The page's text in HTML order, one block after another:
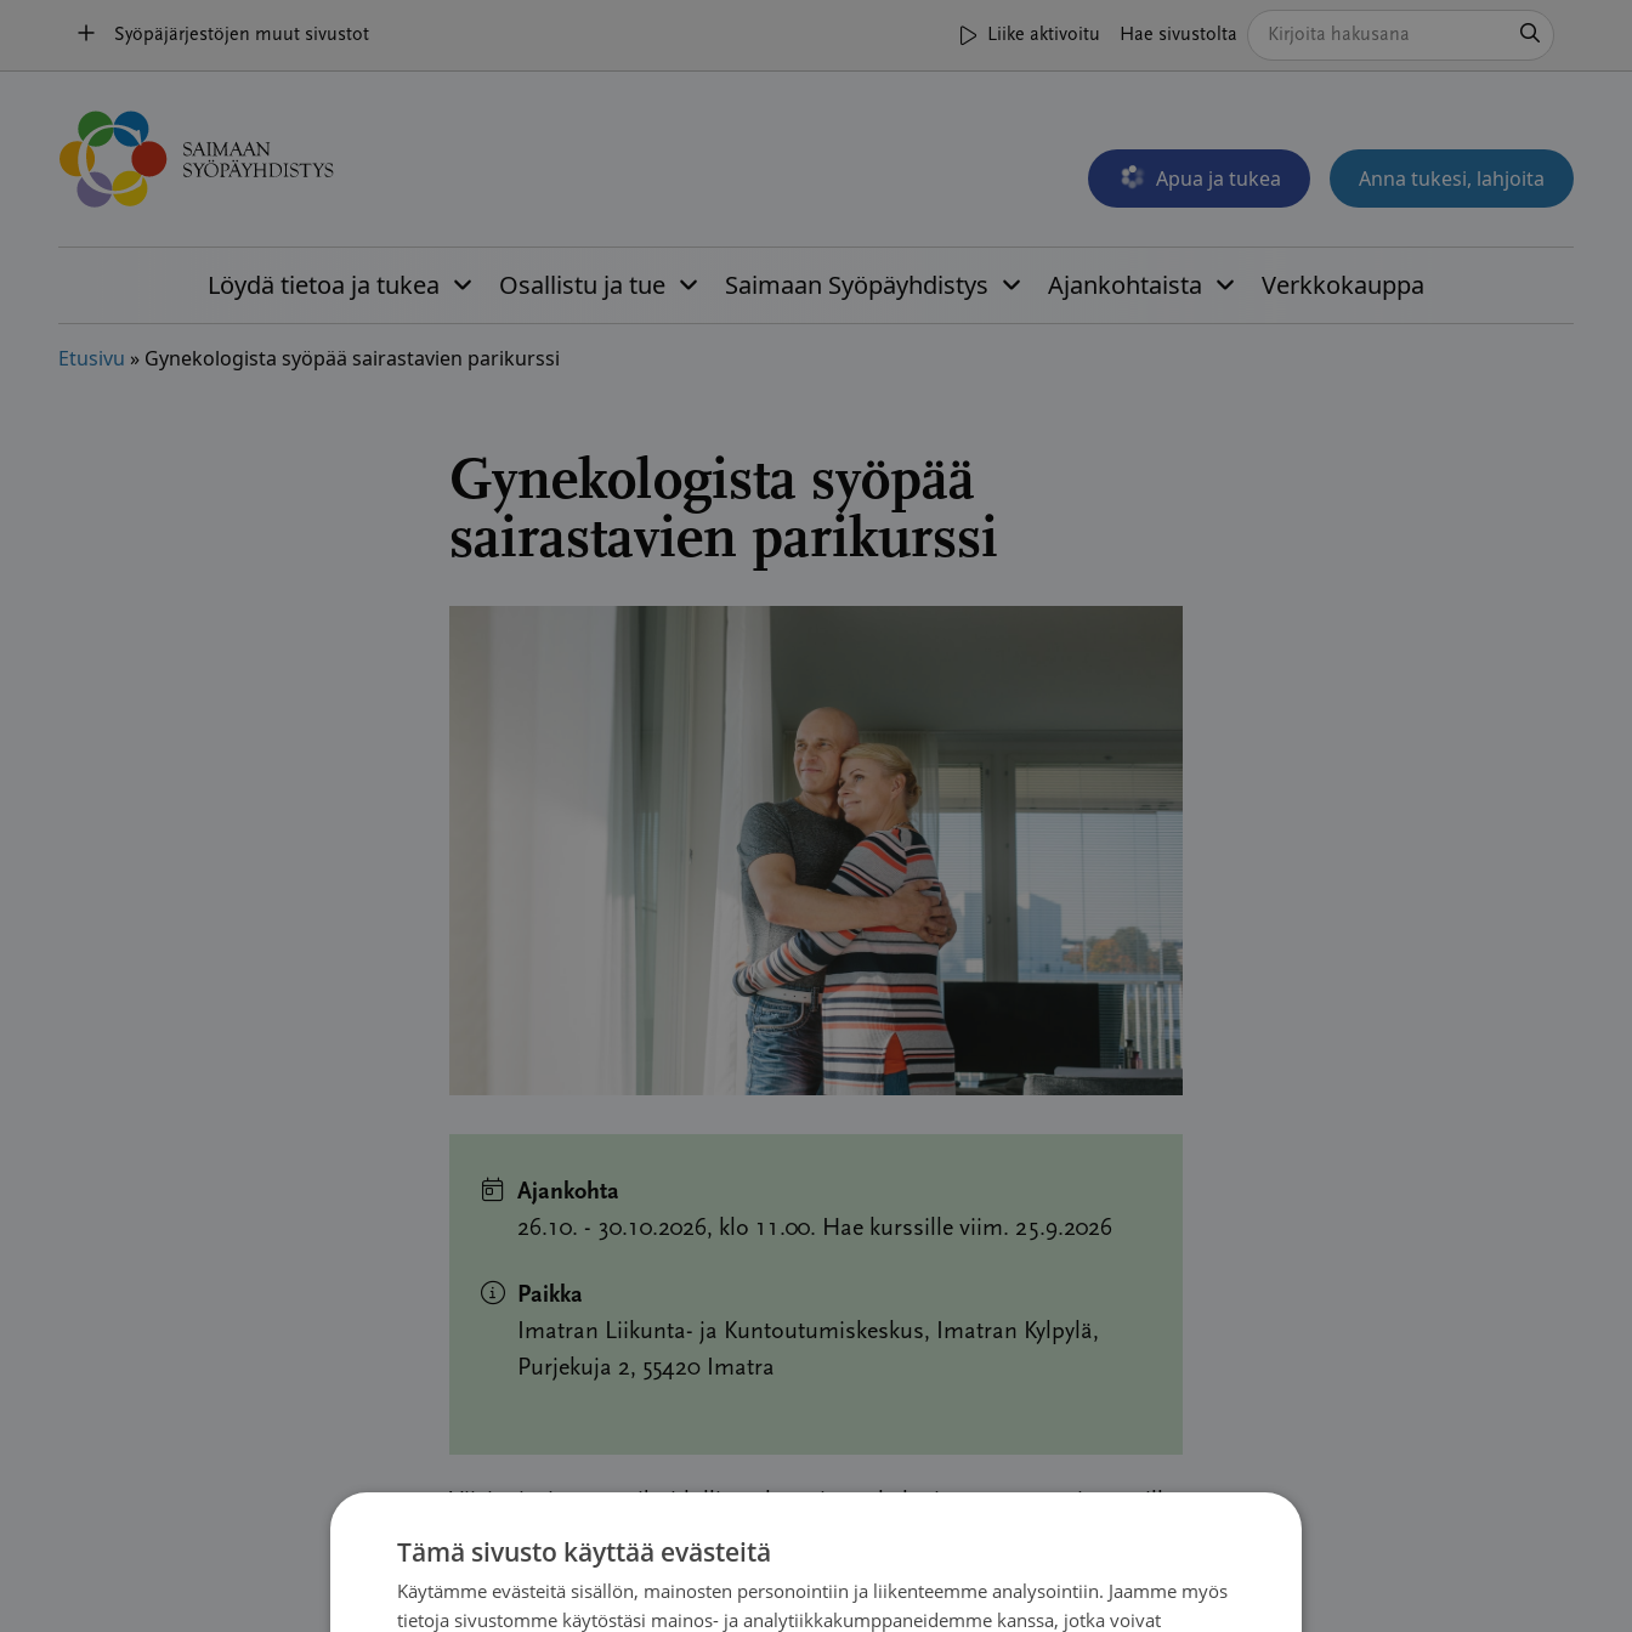
sisältöön
Syöpäjärjestöjen muut sivustot Liike aktivoitu Hae sivustolta
Apua ja tukea
Avautuu uudessa ikkunassaAnna tukesi, lahjoita
Löydä tietoa ja tukea Osallistu ja tue Saimaan Syöpäyhdistys Ajankohtaista Verkkokauppa
Etusivu » Gynekologista syöpää sairastavien parikurssi
Gynekologista syöpää
sairastavien parikurssi
Ajankohta
26.10. - 30.10.2026, klo 11.00. Hae kurssille viim. 25.9.2026
Paikka
Imatran Liikunta- ja Kuntoutumiskeskus, Imatran Kylpylä,
Purjekuja 2, 55420 Imatra
ja heidän avio-/avopuolisoilleen. Kurssia ohjaa Saimaan
Syöpäyhdistyksen sairaanhoitaja.
Tämä sivusto käyttää evästeitä
Käytämme evästeitä sisällön, mainosten personointiin ja liikenteemme analysointiin. Jaamme myös
tietoja sivustomme käytöstäsi mainos- ja analytiikkakumppaneidemme kanssa, jotka voivat